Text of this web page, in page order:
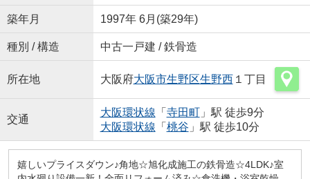
築年月 1997年 6月(築29年)
種別 / 構造 中古一戸建 / 鉄骨造
所在地 大阪府大阪市生野区生野西１丁目
交通
大阪環状線 「 寺田町」駅 徒歩9分
大阪環状線 「 桃谷 」駅 徒歩10分
嬉しいプライスダウン♪角地☆旭化成施工の鉄骨造☆4LDK♪室